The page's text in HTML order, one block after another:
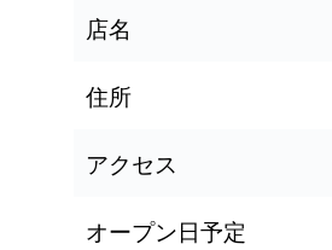
店名
住所
アクセス
オープン日予定